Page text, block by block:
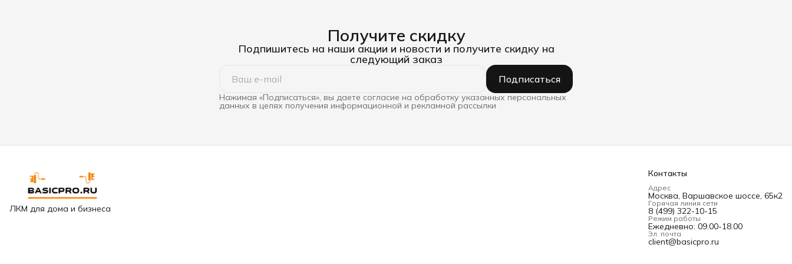
Получите скидку
Подпишитесь на наши акции и новости и получите скидку на
следующий заказ
Подписаться
Нажимая «Подписаться», вы даете согласие на обработку указанных персональных
данных в целях получения информационной и рекламной рассылки
ЛКМ для дома и бизнеса
Контакты
Адрес
Москва, Варшавское шоссе, 65к2
Горячая линия сети
8 (499) 322-10-15
Режим работы
Ежедневно: 09.00-18.00
Эл. почта
client@basicpro.ru